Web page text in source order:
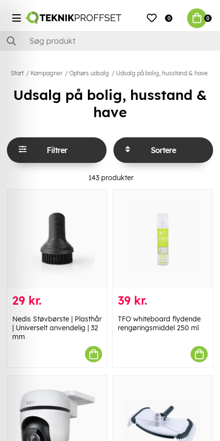
0 0
Start Kampagner Ophørs udsalg Udsalg på bolig, husstand & have
Udsalg på bolig, husstand &
have
Filtrer Sortere
143 produkter
29 kr.
Nedis Støvbørste | Plasthår
| Universelt anvendelig | 32
mm
39 kr.
TFO whiteboard flydende
rengøringsmiddel 250 ml